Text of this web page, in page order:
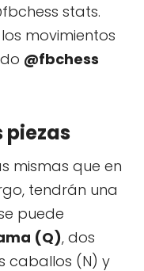
stats.
movimientos
@fbchess
mismas que en
tendrán una
puede
(Q), dos
caballos (N) y